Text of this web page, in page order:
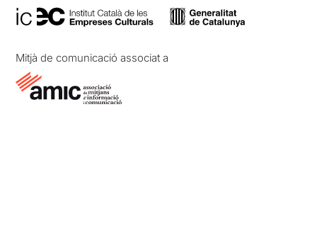
Mitjà de comunicació associat a